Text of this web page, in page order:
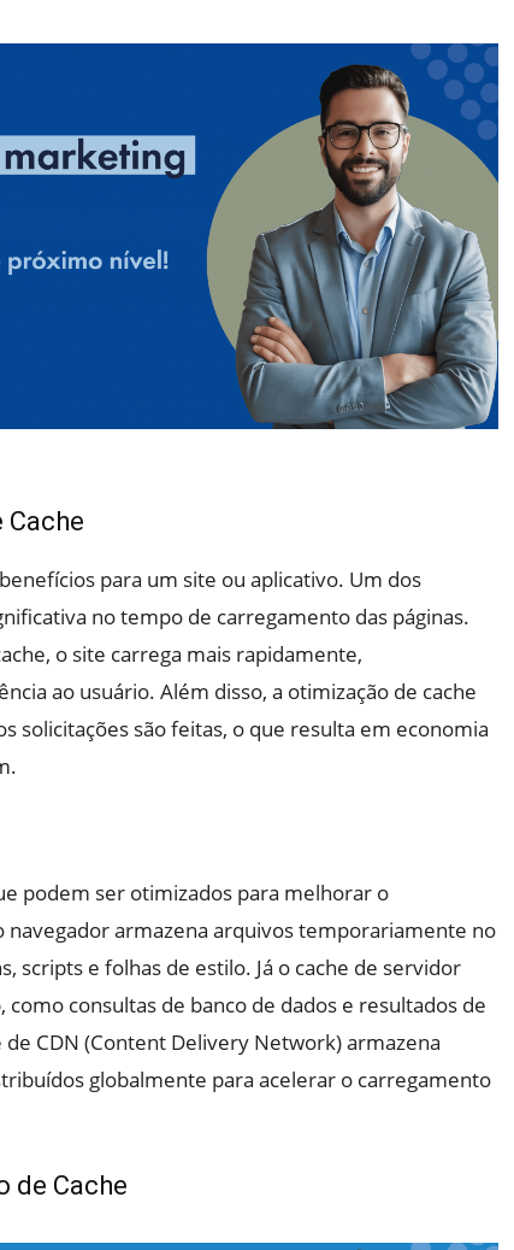
Cache
para um site ou aplicativo. Um dos
no tempo de carregamento das páginas.
o site carrega mais rapidamente,
ao usuário. Além disso, a otimização de cache
solicitações são feitas, o que resulta em economia
podem ser otimizados para melhorar o
navegador armazena arquivos temporariamente no
scripts e folhas de estilo. Já o cache de servidor
consultas de banco de dados e resultados de
CDN (Content Delivery Network) armazena
globalmente para acelerar o carregamento
de Cache